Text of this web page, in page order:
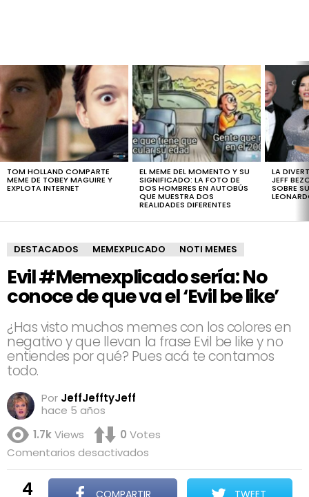
STORIES
TOM HOLLAND COMPARTE
MEME DE TOBEY MAGUIRE Y
EXPLOTA INTERNET
EL MEME DEL MOMENTO Y SU
SIGNIFICADO: LA FOTO DE
DOS HOMBRES EN AUTOBÚS
QUE MUESTRA DOS
REALIDADES DIFERENTES
LA
JEFF
SOBRE
DESTACADOS MEMEXPLICADO NOTI MEMES
Evil #Memexplicado sería: No
conoce de que va el ‘Evil be like’
¿Has visto muchos memes con los colores en
negativo y que llevan la frase Evil be like y no
entiendes por qué? Pues acá te contamos
todo.
Por JeffJefftyJeff
hace 5 años
1.7kViews 0 Votes
Comentarios desactivados
#Memexplicado
sería:
4 COMPARTIR TWEET